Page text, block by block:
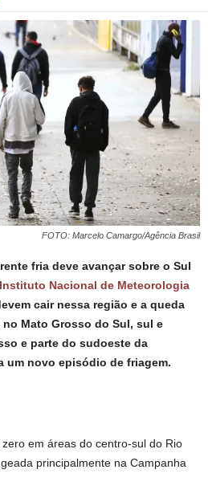
FOTO: Marcelo Camargo/Agência Brasil
fria deve avançar sobre o Sul
Instituto Nacional de Meteorologia
cair nessa região e a queda
Mato Grosso do Sul, sul e
e parte do sudoeste da
um novo episódio de friagem.
em áreas do centro-sul do Rio
principalmente na Campanha